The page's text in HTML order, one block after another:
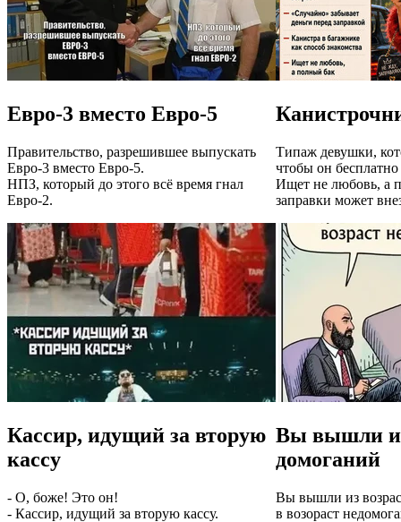
Евро-3 вместо Евро-5
Правительство, разрешившее выпускать
Евро-3 вместо Евро-5.
НПЗ, который до этого всё время гнал
Евро-2.
Типаж девушки,
чтобы он бесплатно
Ищет не любовь, а
заправки может
Кассир, идущий за вторую
кассу
- О, боже! Это он!
- Кассир, идущий за вторую кассу.
Вы вышли
домоганий
Вы вышли из
в возораст